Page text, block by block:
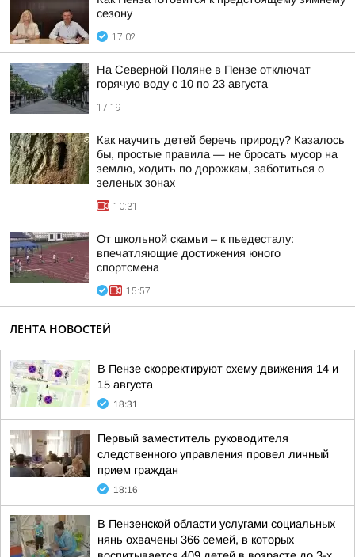
сезону
17:02
На Северной Поляне в Пензе отключат
горячую воду с 10 по 23 августа
17:19
Как научить детей беречь природу? Казалось
бы, простые правила — не бросать мусор на
землю, ходить по дорожкам, заботиться о
зеленых зонах
10:31
От школьной скамьи – к пьедесталу:
впечатляющие достижения юного
спортсмена
15:57
ЛЕНТА НОВОСТЕЙ
В Пензе скорректируют схему движения 14 и
15 августа
18:31
Первый заместитель руководителя
следственного управления провел личный
прием граждан
18:16
В Пензенской области услугами социальных
нянь охвачены 366 семей, в которых